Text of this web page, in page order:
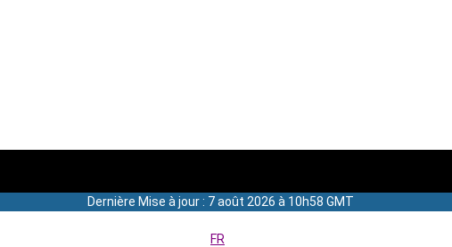
Dernière Mise à jour : 7 août 2026 à 10h58 GMT
FR